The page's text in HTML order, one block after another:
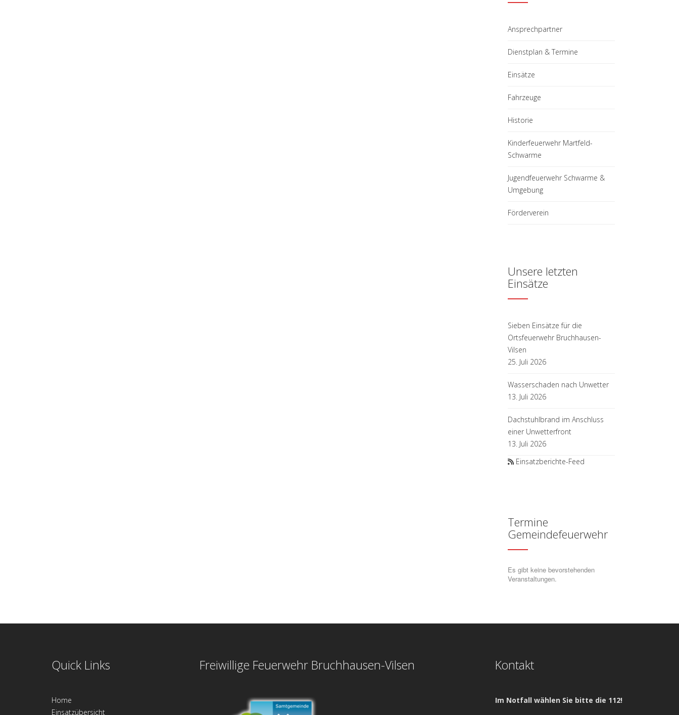
Ansprechpartner
Dienstplan & Termine
Einsätze
Fahrzeuge
Historie
Kinderfeuerwehr Martfeld-
Schwarme
Jugendfeuerwehr Schwarme &
Umgebung
Förderverein
Unsere letzten
Einsätze
Sieben Einsätze für die
Ortsfeuerwehr Bruchhausen-
Vilsen
25. Juli 2026
Wasserschaden nach Unwetter
13. Juli 2026
Dachstuhlbrand im Anschluss
einer Unwetterfront
13. Juli 2026
Einsatzberichte-Feed
Termine
Gemeindefeuerwehr
Es gibt keine bevorstehenden
Veranstaltungen.
Quick Links
Home
Einsatzübersicht
Freiwillige Feuerwehr Bruchhausen-Vilsen Kontakt
Im Notfall wählen Sie bitte die 112!